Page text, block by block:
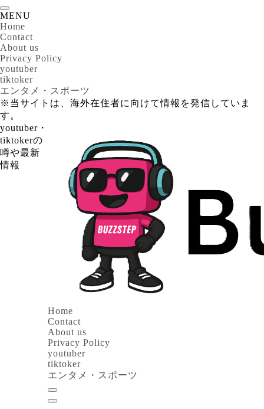
MENU
Home
Contact
About us
Privacy Policy
youtuber
tiktoker
エンタメ・スポーツ
※当サイトは、海外在住者に向けて情報を発信していま
す。
youtuber・
tiktokerの
噂や最新
情報
Home
Contact
About us
Privacy Policy
youtuber
tiktoker
エンタメ・スポーツ